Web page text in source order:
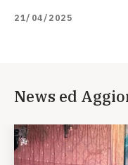
21/04/2025
News ed